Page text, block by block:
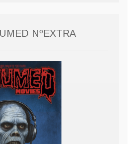
NºEXTRA